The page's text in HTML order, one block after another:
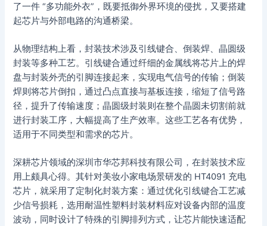
了一件 “多功能外衣”，既要抵御外界环境的侵扰，又要搭建
起芯片与外部电路的沟通桥梁。
从物理结构上看，封装技术涉及引线键合、倒装焊、晶圆级
封装等多种工艺。引线键合通过纤细的金属线将芯片上的焊
盘与封装外壳的引脚连接起来，实现电气信号的传输；倒装
焊则将芯片倒扣，通过凸点直接与基板连接，缩短了信号路
径，提升了传输速度；晶圆级封装则在整个晶圆未切割前就
进行封装工序，大幅提高了生产效率。这些工艺各有优势，
适用于不同类型和需求的芯片。
深耕芯片领域的深圳市华芯邦科技有限公司，在封装技术应
用上颇具心得。其针对美妆小家电场景研发的 HT4091 充电
芯片，就采用了定制化封装方案：通过优化引线键合工艺减
少信号损耗，选用耐温性塑料封装材料应对设备内部的温度
波动，同时设计了特殊的引脚排列方式，让芯片能快速适配